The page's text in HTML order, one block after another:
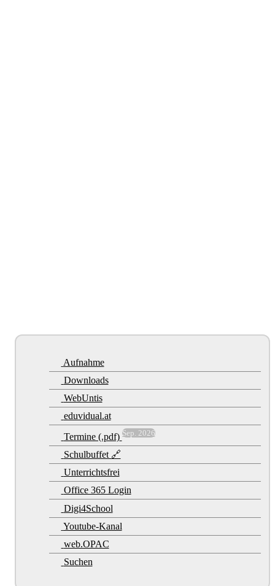
Aufnahme
Downloads
WebUntis
eduvidual.at
Termine (.pdf) Sep. 2026
Schulbuffet 🔗
Unterrichtsfrei
Office 365 Login
Digi4School
Youtube-Kanal
web.OPAC
Suchen